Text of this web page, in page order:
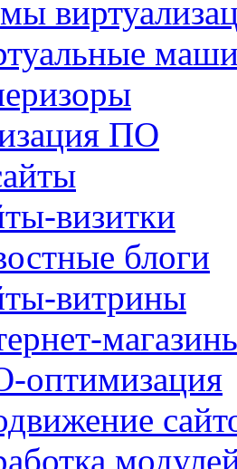
ПО
визитки
блоги
витрины
оптимизация